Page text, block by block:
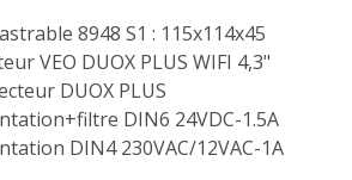
8948 S1 : 115x114x45
VEO DUOX PLUS WIFI 4,3"
DUOX PLUS
DIN6 24VDC-1.5A
DIN4 230VAC/12VAC-1A